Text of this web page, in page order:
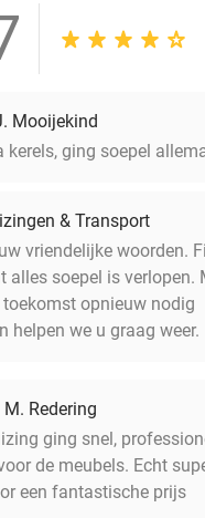
Mooijekind
kerels, ging soepel
& Transport
vriendelijke woorden.
alles soepel is verlopen.
toekomst opnieuw nodig
helpen we u graag weer.
M. Redering
ging snel,
de meubels. Echt
een fantastische prijs